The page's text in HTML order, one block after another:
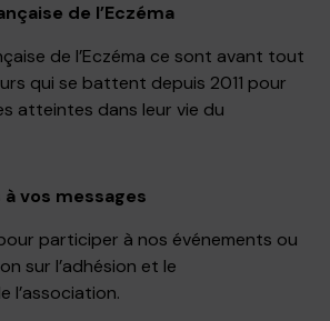
de l’Eczéma
de l’Eczéma ce sont avant tout
qui se battent depuis 2011 pour
atteintes dans leur vie du
vos messages
participer à nos événements ou
sur l’adhésion et le
l’association.